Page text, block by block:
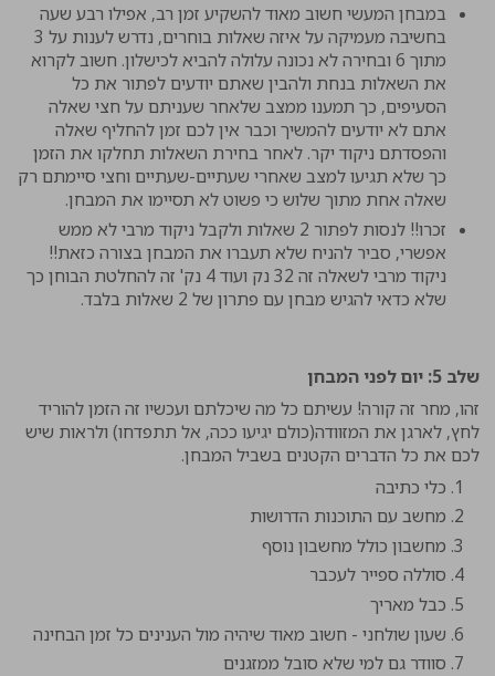
במבחן המעשי חשוב מאוד להשקיע זמן רב, אפילו רבע שעה
בחשיבה מעמיקה על איזה שאלות בוחרים, נדרש לענות על 3
מתוך 6 ובחירה לא נכונה עלולה להביא לכישלון. חשוב לקרוא
את השאלות בנחת ולהבין שאתם יודעים לפתור את כל
הסעיפים, כך תמענו ממצב שלאחר שעניתם על חצי שאלה
אתם לא יודעים להמשיך וכבר אין לכם זמן להחליף שאלה
והפסדתם ניקוד יקר. לאחר בחירת השאלות תחלקו את הזמן
כך שלא תגיעו למצב שאחרי שעתיים-שעתיים וחצי סיימתם רק
שאלה אחת מתוך שלוש כי פשוט לא תסיימו את המבחן.
זכרו!! לנסות לפתור 2 שאלות ולקבל ניקוד מרבי לא ממש
אפשרי, סביר להניח שלא תעברו את המבחן בצורה כזאת!!
ניקוד מרבי לשאלה זה 32 נק ועוד 4 נק' זה להחלטת הבוחן כך
שלא כדאי להגיש מבחן עם פתרון של 2 שאלות בלבד.
שלב 5: יום לפני המבחן
זהו, מחר זה קורה! עשיתם כל מה שיכלתם ועכשיו זה הזמן להוריד
לחץ, לארגן את המזוודה(כולם יגיעו ככה, אל תתפדחו) ולראות שיש
לכם את כל הדברים הקטנים בשביל המבחן.
כלי כתיבה
מחשב עם התוכנות הדרושות
מחשבון כולל מחשבון נוסף
סוללה ספייר לעכבר
כבל מאריך
שעון שולחני - חשוב מאוד שיהיה מול הענינים כל זמן הבחינה
סוודר גם למי שלא סובל ממזגנים